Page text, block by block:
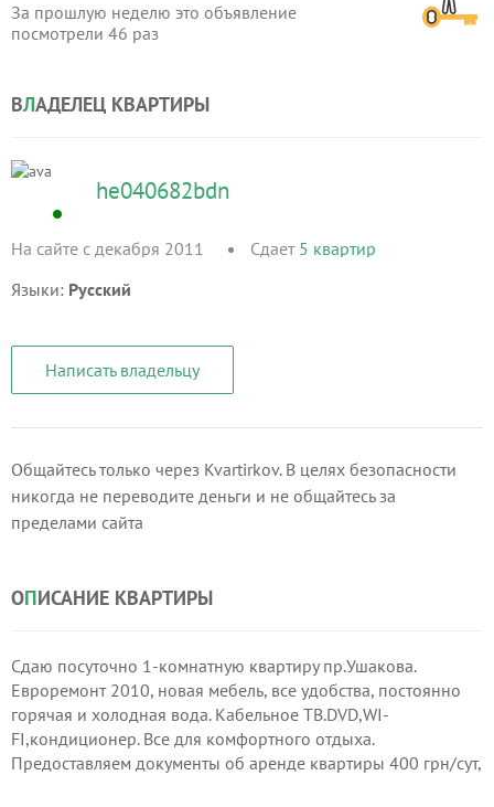
За прошлую неделю это объявление
посмотрели 46 раз
ВЛАДЕЛЕЦ КВАРТИРЫ
he040682bdn
На сайте с декабря 2011 Сдает 5 квартир
Языки: Русский
Написать владельцу
Общайтесь только через Kvartirkov. В целях безопасности
никогда не переводите деньги и не общайтесь за
пределами сайта
ОПИСАНИЕ КВАРТИРЫ
Сдаю посуточно 1-комнатную квартиру пр.Ушакова.
Евроремонт 2010, новая мебель, все удобства, постоянно
горячая и холодная вода. Кабельное ТВ.DVD,WI-
FI,кондиционер. Все для комфортного отдыха.
Предоставляем документы об аренде квартиры 400 грн/сут,